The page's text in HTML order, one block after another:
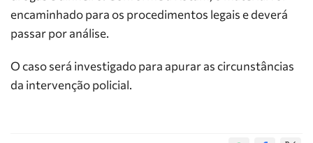
encaminhado para os procedimentos legais e deverá
passar por análise.
O caso será investigado para apurar as circunstâncias
da intervenção policial.